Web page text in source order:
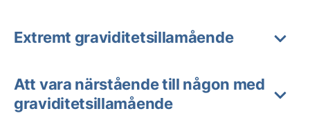
Extremt graviditetsillamående
Att vara närstående till någon med
graviditetsillamående